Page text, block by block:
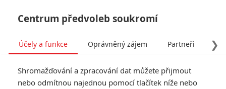
Centrum předvoleb soukromí
❯
Účely a funkce Oprávněný zájem Partneři
Shromažďování a zpracování dat můžete přijmout
nebo odmítnou najednou pomocí tlačítek níže nebo